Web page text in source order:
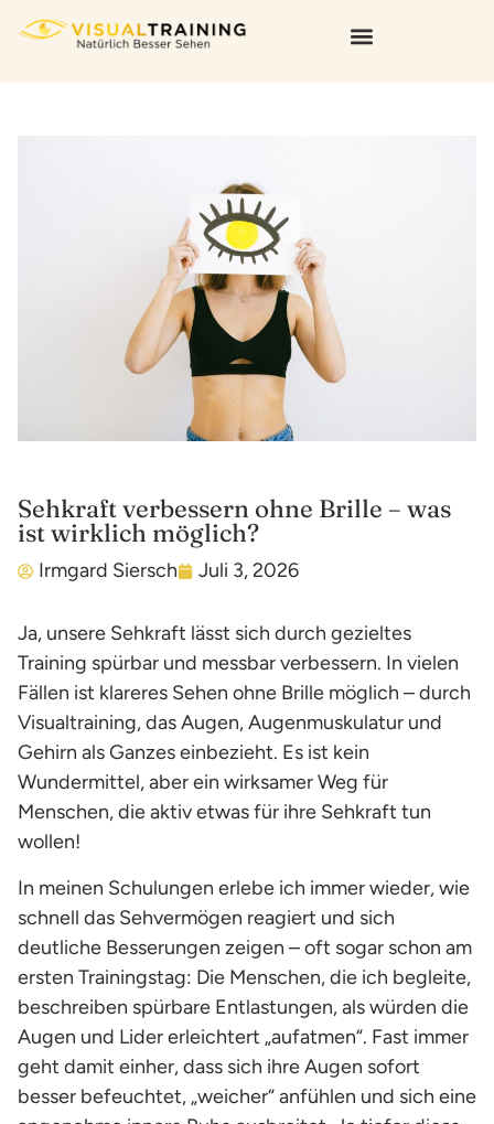
Sehkraft verbessern ohne Brille – was
ist wirklich möglich?
Irmgard Siersch Juli 3, 2026
Ja, unsere Sehkraft lässt sich durch gezieltes
Training spürbar und messbar verbessern. In vielen
Fällen ist klareres Sehen ohne Brille möglich – durch
Visualtraining, das Augen, Augenmuskulatur und
Gehirn als Ganzes einbezieht. Es ist kein
Wundermittel, aber ein wirksamer Weg für
Menschen, die aktiv etwas für ihre Sehkraft tun
wollen!
In meinen Schulungen erlebe ich immer wieder, wie
schnell das Sehvermögen reagiert und sich
deutliche Besserungen zeigen – oft sogar schon am
ersten Trainingstag: Die Menschen, die ich begleite,
beschreiben spürbare Entlastungen, als würden die
Augen und Lider erleichtert „aufatmen“. Fast immer
geht damit einher, dass sich ihre Augen sofort
besser befeuchtet, „weicher“ anfühlen und sich eine